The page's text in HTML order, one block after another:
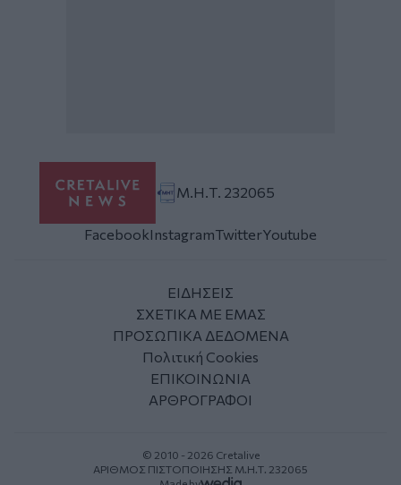
Μ.Η.Τ. 232065
FacebookInstagramTwitterYoutube
ΕΙΔΗΣΕΙΣ
ΣΧΕΤΙΚΑ ΜΕ ΕΜΑΣ
ΠΡΟΣΩΠΙΚΑ ΔΕΔΟΜΕΝΑ
Πολιτική Cookies
ΕΠΙΚΟΙΝΩΝΙΑ
ΑΡΘΡΟΓΡΑΦΟΙ
© 2010 - 2026 Cretalive
ΑΡΙΘΜΟΣ ΠΙΣΤΟΠΟΙΗΣΗΣ Μ.Η.Τ. 232065